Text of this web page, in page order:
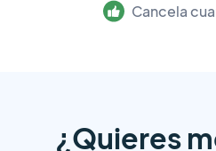
Cancela
¿Quieres